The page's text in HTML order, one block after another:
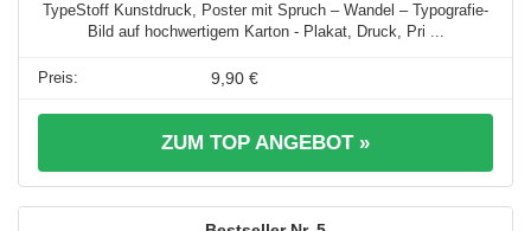
TypeStoff Kunstdruck, Poster mit Spruch – Wandel – Typografie-
Bild auf hochwertigem Karton - Plakat, Druck, Pri ...
9,90 €
ZUM TOP ANGEBOT »